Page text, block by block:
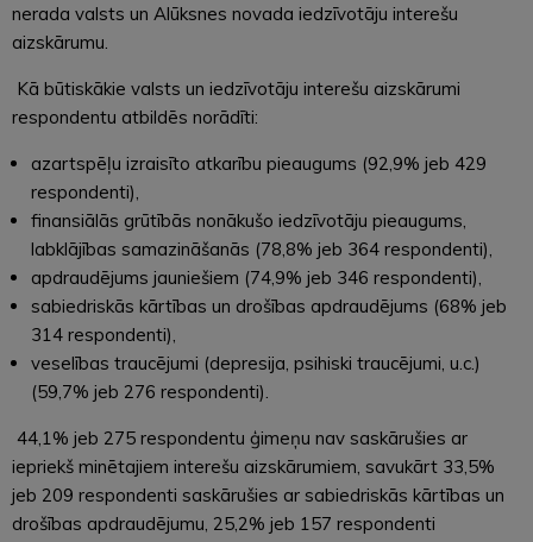
nerada valsts un Alūksnes novada iedzīvotāju interešu
aizskārumu.
Kā būtiskākie valsts un iedzīvotāju interešu aizskārumi
respondentu atbildēs norādīti:
azartspēļu izraisīto atkarību pieaugums (92,9% jeb 429
respondenti),
finansiālās grūtībās nonākušo iedzīvotāju pieaugums,
labklājības samazināšanās (78,8% jeb 364 respondenti),
apdraudējums jauniešiem (74,9% jeb 346 respondenti),
sabiedriskās kārtības un drošības apdraudējums (68% jeb
314 respondenti),
veselības traucējumi (depresija, psihiski traucējumi, u.c.)
(59,7% jeb 276 respondenti).
44,1% jeb 275 respondentu ģimeņu nav saskārušies ar
iepriekš minētajiem interešu aizskārumiem, savukārt 33,5%
jeb 209 respondenti saskārušies ar sabiedriskās kārtības un
drošības apdraudējumu, 25,2% jeb 157 respondenti